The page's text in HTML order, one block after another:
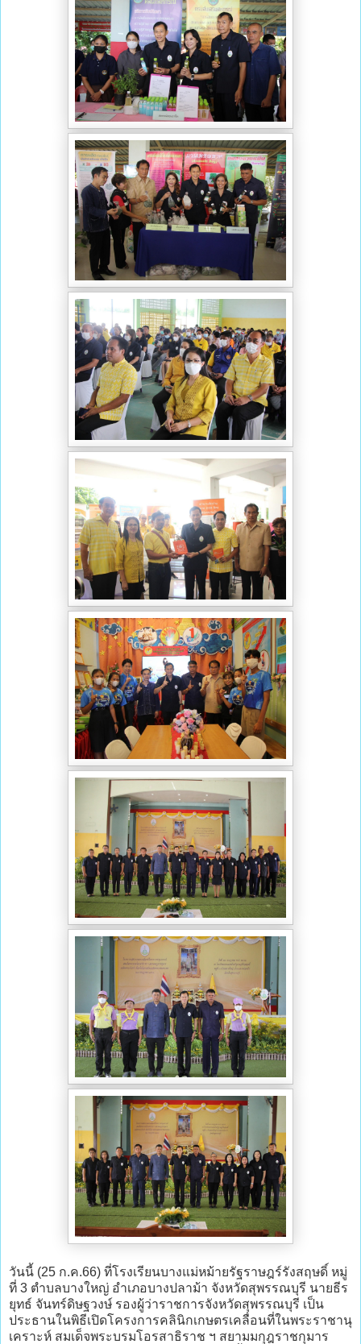
วันนี้ (25 ก.ค.66) ที่โรงเรียนบางแม่หม้ายรัฐราษฎร์รังสฤษดิ์ หมู่
ที่ 3 ตำบลบางใหญ่ อำเภอบางปลาม้า จังหวัดสุพรรณบุรี นายธีร
ยุทธ์ จันทร์ดิษฐวงษ์ รองผู้ว่าราชการจังหวัดสุพรรณบุรี เป็น
ประธานในพิธีเปิดโครงการคลินิกเกษตรเคลื่อนที่ในพระราชานุ
เคราะห์ สมเด็จพระบรมโอรสาธิราช ฯ สยามมกุฎราชกุมาร